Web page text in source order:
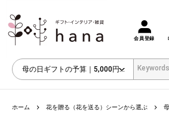
会員登録
ホーム 花を贈る（花を送る）シーンから選ぶ